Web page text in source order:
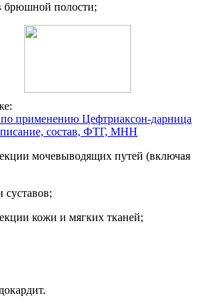
брюшной полости;
применению Цефтриаксон-дарница
состав, ФТГ, МНН
мочевыводящих путей (включая
суставов;
кожи и мягких тканей;